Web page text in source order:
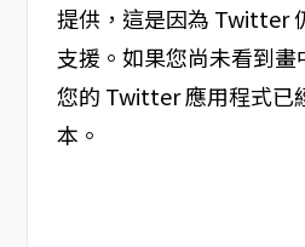
提供，這是因為 Twitter
支援。如果您尚未看到
您的 Twitter 應用程式已
本。